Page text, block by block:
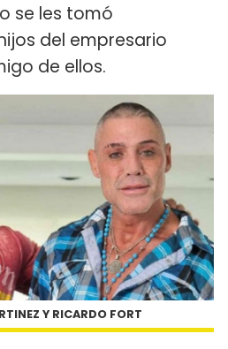
se les tomó
del empresario
de ellos.
Y RICARDO FORT